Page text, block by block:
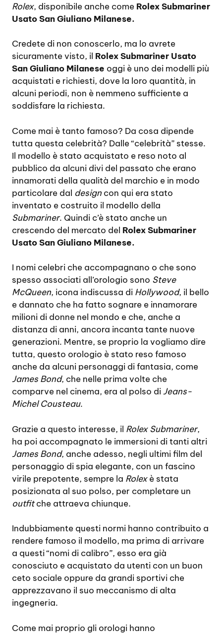
Rolex, disponibile anche come Rolex Submariner
Usato San Giuliano Milanese.
Credete di non conoscerlo, ma lo avrete
sicuramente visto, il Rolex Submariner Usato
San Giuliano Milanese oggi è uno dei modelli più
acquistati e richiesti, dove la loro quantità, in
alcuni periodi, non è nemmeno sufficiente a
soddisfare la richiesta.
Come mai è tanto famoso? Da cosa dipende
tutta questa celebrità? Dalle “celebrità” stesse.
Il modello è stato acquistato e reso noto al
pubblico da alcuni divi del passato che erano
innamorati della qualità del marchio e in modo
particolare dal design con qui era stato
inventato e costruito il modello della
Submariner. Quindi c’è stato anche un
crescendo del mercato del Rolex Submariner
Usato San Giuliano Milanese.
I nomi celebri che accompagnano o che sono
spesso associati all’orologio sono Steve
McQueen, icona indiscussa di Hollywood, il bello
e dannato che ha fatto sognare e innamorare
milioni di donne nel mondo e che, anche a
distanza di anni, ancora incanta tante nuove
generazioni. Mentre, se proprio la vogliamo dire
tutta, questo orologio è stato reso famoso
anche da alcuni personaggi di fantasia, come
James Bond, che nelle prima volte che
comparve nel cinema, era al polso diJeans-
Michel Cousteau.
Grazie a questo interesse, il Rolex Submariner,
ha poi accompagnato le immersioni di tanti altri
James Bond, anche adesso, negli ultimi film del
personaggio di spia elegante, con un fascino
virile prepotente, sempre la Rolexè stata
posizionata al suo polso, per completare un
outfitche attraeva chiunque.
Indubbiamente questi normi hanno contribuito a
rendere famoso il modello, ma prima di arrivare
a questi “nomi di calibro”, esso era già
conosciuto e acquistato da utenti con un buon
ceto sociale oppure da grandi sportivi che
apprezzavano il suo meccanismo di alta
ingegneria.
Come mai proprio gli orologi hanno